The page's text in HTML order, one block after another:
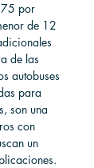
por
de 12
de las
autobuses
para
son una
con
un